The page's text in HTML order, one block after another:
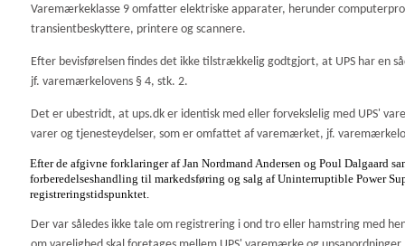
Varemærkeklasse 9 omfatter elektriske apparater, herunder
transientbeskyttere, printere og scannere.
Efter bevisførelsen findes det ikke tilstrækkelig godtgjort, at UPS har en
jf. varemærkelovens § 4, stk. 2.
Det er ubestridt, at ups.dk er identisk med eller forvekslelig med UPS'
varer og tjenesteydelser, som er omfattet af varemærket, jf.
Efter de afgivne forklaringer af Jan Nordmand Andersen og Poul Dalgaard
forberedelseshandling til markedsføring og salg af Uninterruptible Power
registreringstidspunktet.
Der var således ikke tale om registrering i ond tro eller hamstring med